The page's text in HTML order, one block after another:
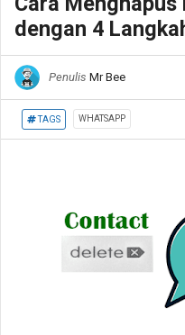
dengan 4
Penulis Mr Bee
TAGS WHATSAPP